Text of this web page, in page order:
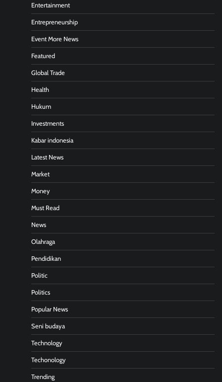
Entertainment
Entrepreneurship
Event More News
Featured
Global Trade
Health
Hukum
Investments
Kabar indonesia
Latest News
Market
Money
Must Read
News
Olahraga
Pendidikan
Politic
Politics
Popular News
Seni budaya
Technology
Techonology
Trending